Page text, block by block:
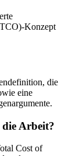
Konzept
die
eine
die Arbeit?
Cost of